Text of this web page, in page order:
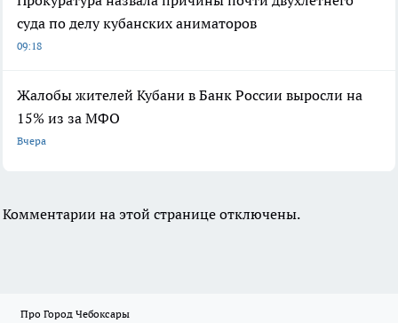
суда по делу кубанских аниматоров
09:18
Жалобы жителей Кубани в Банк России выросли на
15% из за МФО
Вчера
Комментарии на этой странице отключены.
Про Город Чебоксары